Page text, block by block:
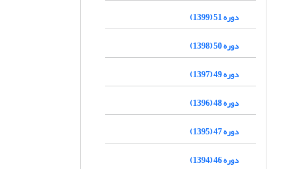
دوره 51 (1399)
دوره 50 (1398)
دوره 49 (1397)
دوره 48 (1396)
دوره 47 (1395)
دوره 46 (1394)